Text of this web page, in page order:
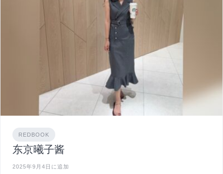
REDBOOK
东京曦子酱
2025年9月4日に追加